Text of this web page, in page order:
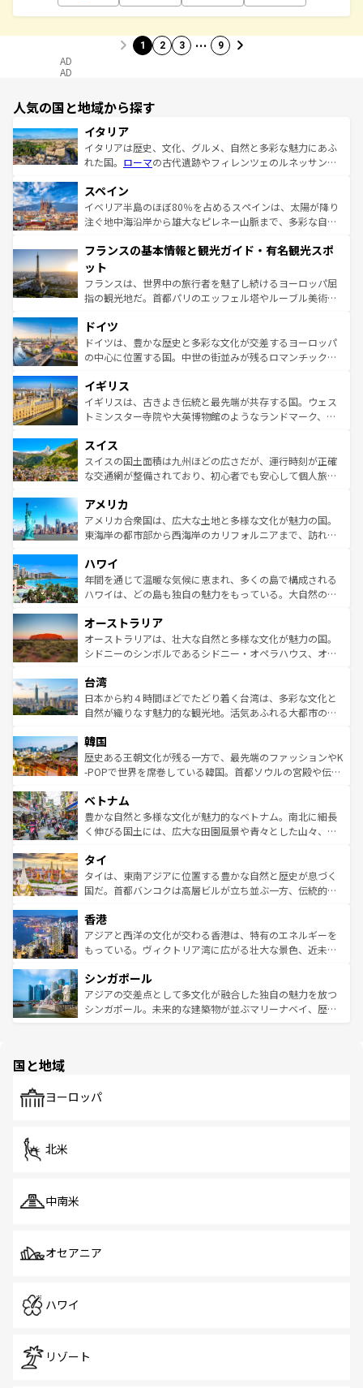
1 2 3 … 9
AD
AD
人気の国と地域から探す
イタリア
イタリアは歴史、文化、グルメ、自然と多彩な魅力にあふ
れた国。 ローマの古代遺跡やフィレンツェのルネッサンス
ろん、トスカーナの美しい田園風景やアマルフィ海岸の絶
景など、自然景観も見逃せない。観光の合間には、本場の
ピザやパスタなど、絶品のイタリア料理を堪能することも
ませてくれるイタリアで、忘れられない旅をしてみよう！
なお、新着のイタリア情報は
しい。
スペイン
イベリア半島のほぼ80％を占めるスペインは、太陽が降り
注ぐ地中海沿岸から雄大なピレネー山脈まで、多彩な自然
文化が根付くこの国では、情熱的なフラメンコ、熱気あふ
れる闘牛、そして美味しいタパスが生活の一部となってい
る。首都マドリードの洗練された雰囲気や、バルセロナの
アートに溢れた街角から、地方では古代ローマ遺跡や中世
せる。地方によって風土や気候が異なるスペインはその個
性で訪れる人を魅了する。 なお、新着のスペイン情報は コ
ンテンツ一覧を参照してほしい。
フランスの基本情報と観光ガイド・有名観光スポ
ット
フランスは、世界中の旅行者を魅了し続けるヨーロッパ屈
指の観光地だ。首都パリのエッフェル塔やルーブル美術館
で、幅広い魅力が詰まっている。華麗な宮殿、歴史的な大
聖堂、美しいビーチ、そして豊かな自然が、訪れる者を心
から魅了する。また、フランスは美食の国としても知ら
いる。シャンパンの発祥地であるランス、プロヴァンスの
香り高いラベンダー畑など、多彩な楽しみ方が可能だ。さ
らに、パリ以外の地域にも魅力が溢れており、どの街角に
れる地方に足を運ぶとそれぞれで全く異なる文化を体験で
きるだろう。 なお、新着のフランス情報はコンテンツ一覧
を参照してほしい。
ドイツ
ドイツは、豊かな歴史と多彩な文化が交差するヨーロッパ
の中心に位置する国。中世の街並みが残るロマンチック街
顔を持つこの国は、どこを歩いても飽きることがない。ベ
ルリンの文化的活気、バイエルン州のアルプスの絶景、そ
してライン川沿いのワイン畑といった風景は必見。ビール
は、お酒好きな人にはぜひ体験してほしい。 なお、新着の
ドイツ情報はコンテンツ一覧を参照してほしい。
イギリス
イギリスは、古きよき伝統と最先端が共存する国。ウェス
トミンスター寺院や大英博物館のようなランドマーク、歴
リアごとに異なる魅力がある。また、優雅なアフタヌーン
ティー、ビール好きにはたまらない英国パブ、サッカー観
戦など、本場だからこそできる体験も豊富。イギリスを旅
ンツ一覧を参照してほしい。
スイス
スイスの国土面積は九州ほどの広さだが、運行時刻が正確
な交通網が整備されており、初心者でも安心して個人旅行
の建物がそのまま残る町や、スイスならではのユニークな
博物館もあり、アルプス観光だけでなく町歩きも満喫する
ことができる。国民の所得が高いため物価も高いが、旅行
ば市内交通費無料で観光を楽しむこともできる。 なお、新
着のスイス情報はコンテンツ一覧 を参照してほしい。
アメリカ
アメリカ合衆国は、広大な土地と多様な文化が魅力の国。
東海岸の都市部から西海岸のカリフォルニアまで、訪れる
のような巨大都市は、観光、ショッピング、エンターテイ
ンメントが詰まった刺激的なスポットだ。一方、アメリカ
西部には大自然が広がり、グランドキャニオンやイエロー
部のニューオーリンズでは、音楽と美食が融合した独特の
文化が魅力。旅行者はアメリカの各地域で異なる魅力を楽
しみながら、その多様性と豊かな歴史を感じることができ
ならではの贅沢な旅のスタイルだ。 なお、新着のアメリカ
情報はコンテンツ一覧を参照してほしい。
ハワイ
年間を通じて温暖な気候に恵まれ、多くの島で構成される
ハワイは、どの島も独自の魅力をもっている。大自然の神
ワイ島は見逃せない。また、定番の観光地といえばオアフ
島だが、静かな自然を求めるならマウイ島やカウアイ島が
おすすめ。エメラルドグリーンに輝く海をはじめ、豊かな
れるおもてなしの心で訪れる人々を迎えてくれるハワイの
人々、おいしいローカルフードやハワイアンミュージッ
ク、伝統的なフラダンスなど、すべてがハワイの魅力を彩
ワイを、存分に味わってほしい。 なお、新着のハワイ情報
はコンテンツ一覧を参照してほしい。
オーストラリア
オーストラリアは、壮大な自然と多様な文化が魅力の国。
シドニーのシンボルであるシドニー・オペラハウス、オー
リアリーフや大陸中央部にそびえるウルル（エアーズロッ
ク）、タスマニアの美しい原生林やケアンズの熱帯雨林な
ど、見どころがたくさん。また、カフェやワイン、オージ
いる。アクティビティも充実しており、サーフィンやダイ
ビング、ハイキングなど、アウトドア好きにはたまらな
い。オーストラリアの多彩な魅力を存分に味わいつくそ
参照してほしい。
台湾
日本から約４時間ほどでたどり着く台湾は、多彩な文化と
自然が織りなす魅力的な観光地。活気あふれる大都市の台
ン）、静ひつな山岳地帯である台湾東部など、都市の喧騒
と山間の静けさが共存しており、訪れる人に新しい発見と
驚きをもたらしてくれる。また、奥深い台湾の食文化も魅
容にもいいと評判のスイーツなど、バラエティ豊かな料理
が味わえる。 なお、新着の台湾情報は コンテンツ一覧を参
照してほしい。
韓国
歴史ある王朝文化が残る一方で、最先端のファッションやK
-POPで世界を席巻している韓国。首都ソウルの宮殿や伝統
き、地方に足を延ばせば四季折々の自然美を楽しむことが
できる。そして、キムチや焼肉、絶品のストリートフード
まで、さまざまな韓国料理が待っている。夜には、韓国な
リティに包まれながら、韓国の多彩な魅力を心ゆくまで味
わってみてほしい。 なお、新着の韓国情報はコンテンツ一
覧を参照してほしい。
ベトナム
豊かな自然と多様な文化が魅力的なベトナム。南北に細長
く伸びる国土には、広大な田園風景や青々とした山々、世
急速な発展と共に伝統が息づく。ハノイの古い町並みやホ
ーチミン市のフランス統治時代の建物も、独特の雰囲気を
醸し出している。また、バラエティの豊かさとおいしさで
とつ。フォーやバインミー、ベトナムコーヒーなどは、ぜ
ひ現地で味わいたい。どの地域を訪れてもあたたかい人々
が旅行者を迎えてくれるので、きっと忘れられない旅にな
参照してほしい。
タイ
タイは、東南アジアに位置する豊かな自然と歴史が息づく
国だ。首都バンコクは高層ビルが立ち並ぶ一方、伝統的な
の活気が交差している。北部ではチェンマイなどの山岳地
帯で自然と触れ合い、南部ではプーケットやクラビの美し
いビーチでリゾート気分を楽しむことができる。タイ料理
激する。気候は一年中温暖で、どの季節にも異なる楽しみ
が待っている。親しみやすいタイの人々、仏教を中心とし
た文化、そして多様な観光資源が、訪れる旅人を魅了し続
香港
アジアと西洋の文化が交わる香港は、特有のエネルギーを
もっている。ヴィクトリア湾に広がる壮大な景色、近未来
み、どこを訪れても感動するはず。観光スポットが密集し
ており、効率よく見どころを回れるのも魅力。息をのむよ
うな絶景から文化的な体験まで、香港を存分に楽しみ尽く
シンガポール
アジアの交差点として多文化が融合した独自の魅力を放つ
シンガポール。未来的な建築物が並ぶマリーナベイ、歴史
で、ホーカーズは地元の風情を楽しめる外せないスポット
国と地域
ヨーロッパ
北米
中南米
オセアニア
ハワイ
リゾート